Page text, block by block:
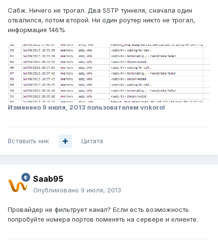
Сабж. Ничего не трогал. Два SSTP туннеля, сначала один
отвалился, потом второй. Ни один роутер никто не трогал,
информация 146%
Изменено 9 июля, 2013 пользователем vnkorol
Вставить ник Цитата
Saab95
Опубликовано 9 июля, 2013
Провайдер не фильтрует канал? Если есть возможность
попробуйте номера портов поменять на сервере и клиенте.